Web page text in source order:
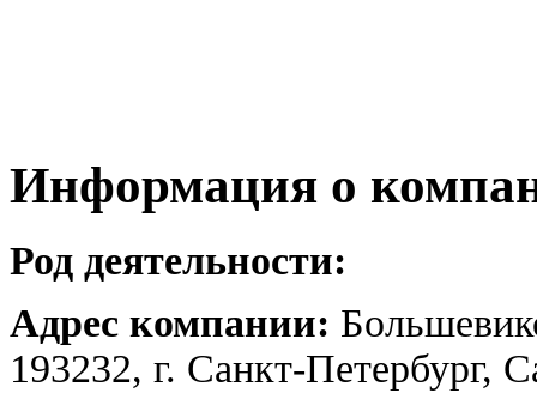
Информация о
Род деятельности:
Адрес компании:
193232, г. Санкт-Петербург,